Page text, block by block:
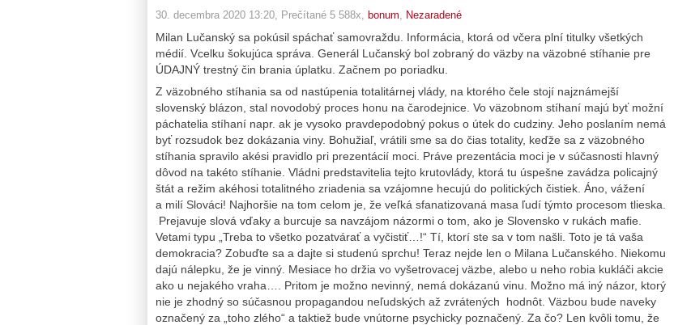
30. decembra 2020 13:20 , Prečítané 5 588x, bonum Nezaradené
Milan Lučanský sa pokúsil spáchať samovraždu. Informácia, ktorá od včera plní titulky všetkých
médií. Vcelku šokujúca správa. Generál Lučanský bol zobraný do väzby na väzobné stíhanie pre
ÚDAJNÝ trestný čin brania úplatku. Začnem po poriadku.
Z väzobného stíhania sa od nastúpenia totalitárnej vlády, na ktorého čele stojí najznámejší
slovenský blázon, stal novodobý proces honu na čarodejnice. Vo väzobnom stíhaní majú byť možní
páchatelia stíhaní napr. ak je vysoko pravdepodobný pokus o útek do cudziny. Jeho poslaním nemá
byť rozsudok bez dokázania viny. Bohužiaľ, vrátili sme sa do čias totality, keďže sa z väzobného
stíhania spravilo akési pravidlo pri prezentácií moci. Práve prezentácia moci je v súčasnosti hlavný
dôvod na takéto stíhanie. Vládni predstavitelia tejto krutovlády, ktorá tu úspešne zavádza policajný
štát a režim akéhosi totalitného zriadenia sa vzájomne hecujú do politických čistiek. Áno, vážení
a milí Slováci! Najhoršie na tom celom je, že veľká sfanatizovaná masa ľudí týmto procesom tlieska.
Prejavuje slová vďaky a burcuje sa navzájom názormi o tom, ako je Slovensko v rukách mafie.
Vetami typu „Treba to všetko pozatvárať a vyčistiť…!“ Tí, ktorí ste sa v tom našli. Toto je tá vaša
demokracia? Zobuďte sa a dajte si studenú sprchu! Teraz nejde len o Milana Lučanského. Niekomu
dajú nálepku, že je vinný. Mesiace ho držia vo vyšetrovacej väzbe, alebo u neho robia kukláči akcie
ako u nejakého vraha…. Pritom je možno nevinný, nemá dokázanú vinu. Možno má iný názor, ktorý
nie je zhodný so súčasnou propagandou neľudských až zvrátených hodnôt. Väzbou bude naveky
označený za „toho zlého“ a taktiež bude vnútorne psychicky poznačený. Za čo? Len kvôli tomu, že